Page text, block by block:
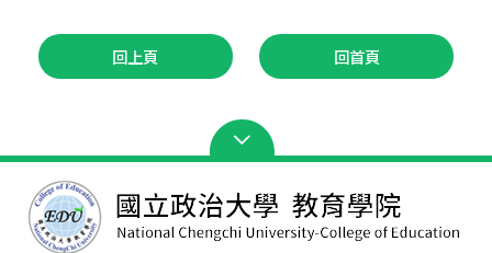
回上頁 回首頁